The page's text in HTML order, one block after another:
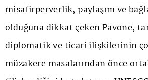
misafirperverlik, paylaşım ve
olduğuna dikkat çeken Pavone,
diplomatik ve ticari ilişkilerinin
müzakere masalarından önce